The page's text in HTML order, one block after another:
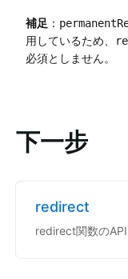
補足 ：
用しているため、
必須としません。
下一步
redirect
redirect関数の